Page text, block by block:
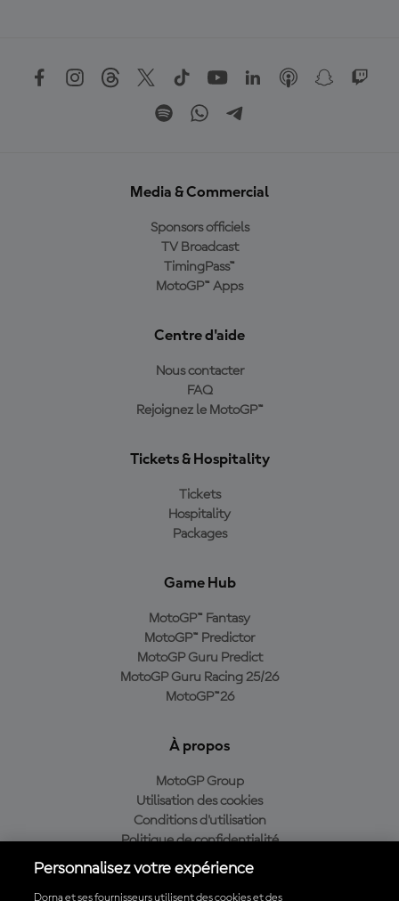
Media & Commercial
Sponsors officiels
TV Broadcast
TimingPass™
MotoGP™ Apps
Centre d'aide
Nous contacter
FAQ
Rejoignez le MotoGP™
Tickets & Hospitality
Tickets
Hospitality
Packages
Game Hub
MotoGP™ Fantasy
MotoGP™ Predictor
MotoGP Guru Predict
MotoGP Guru Racing 25/26
MotoGP™26
À propos
MotoGP Group
Utilisation des cookies
Conditions d'utilisation
Politique de confidentialité
Politique d’achat
Personnalisez votre expérience
Dorna et ses fournisseurs utilisent des cookies et des